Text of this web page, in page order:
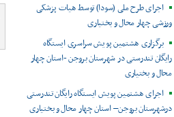
اجرای طرح ملی (سودا) توسط هیات پزشکی
ورزشی چهار محال و بختیاری
برگزاری هشتمین پویش سراسری ایستگاه
رایگان تندرستی در شهرستان بروجن -استان چهار
محال و بختیاری
اجرای هشتمین پویش ایستگاه رایگان تندرستی
درشهرستان بروجن– استان چهار محال و بختیاری